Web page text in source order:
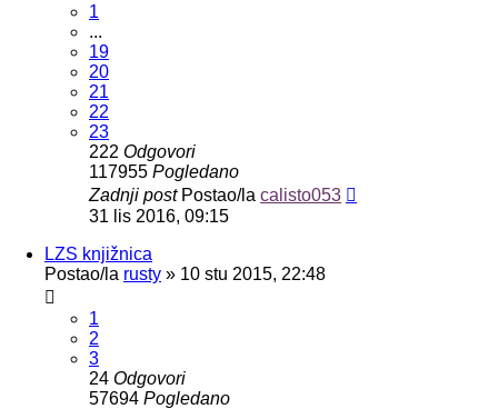
1
...
19
20
21
22
23
222 Odgovori
117955 Pogledano
Zadnji post Postao/la calisto053
31 lis 2016, 09:15
LZS knjižnica
Postao/la rusty » 10 stu 2015, 22:48
1
2
3
24 Odgovori
57694 Pogledano